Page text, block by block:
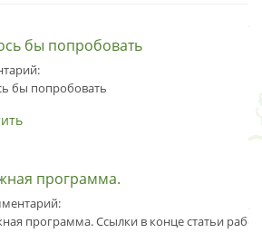
бы попробовать
бы попробовать
программа.
программа. Ссылки в конце статьи